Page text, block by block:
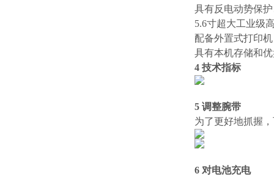
具有反电动势保
5.6寸超大工业级
配备外置式打印
具有本机存储和
4 技术指标
5 调整腕带
为了更好地抓握
6 对电池充电